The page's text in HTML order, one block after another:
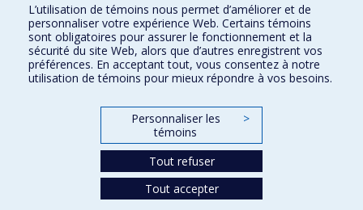
Plan du site
Signaler une erreur
Accessibilité
FACULTÉ DES ARTS ET DES SCIENCES
Nos départements et écoles
L’utilisation de témoins nous permet d’améliorer et de
personnaliser votre expérience Web. Certains témoins
sont obligatoires pour assurer le fonctionnement et la
sécurité du site Web, alors que d’autres enregistrent vos
préférences. En acceptant tout, vous consentez à notre
utilisation de témoins pour mieux répondre à vos besoins.
Personnaliser les
témoins
>
Tout refuser
Tout accepter